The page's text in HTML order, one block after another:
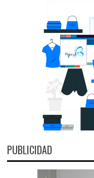
PUBLICIDAD